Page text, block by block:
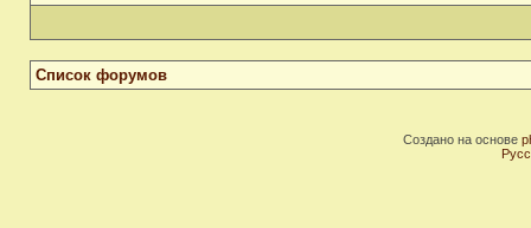
Список форумов
Создано на основе